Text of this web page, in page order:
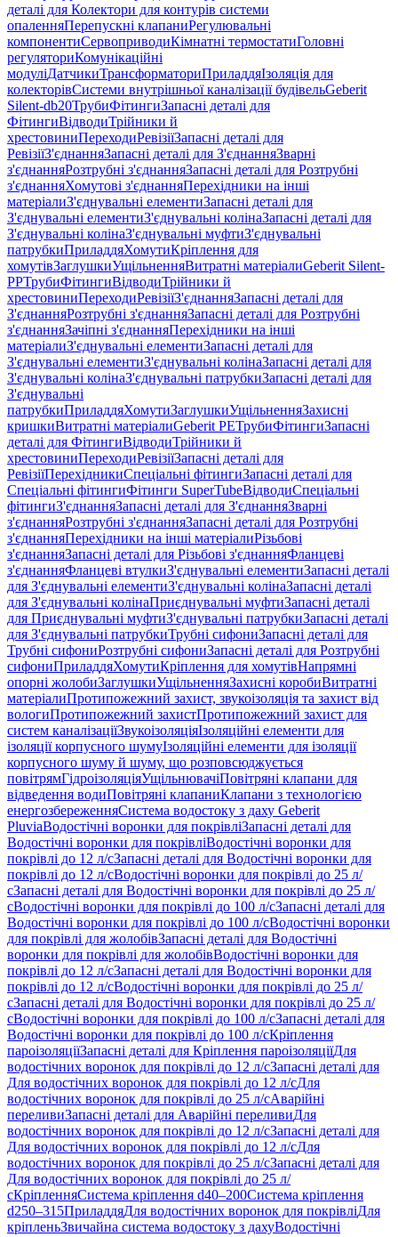
деталі для Колектори для контурів системи
опаленняПерепускні клапаниРегулювальні
компонентиСервоприводиКімнатні термостатиГоловні
регуляториКомунікаційні
модуліДатчикиТрансформаториПриладдяІзоляція для
колекторівСистеми внутрішньої каналізації будівельGeberit
Silent-db20ТрубиФітингиЗапасні деталі для
ФітингиВідводиТрійники й
хрестовиниПереходиРевізіїЗапасні деталі для
РевізіїЗ'єднанняЗапасні деталі для З'єднанняЗварні
з'єднанняРозтрубні з'єднанняЗапасні деталі для Розтрубні
з'єднанняХомутові з'єднанняПерехідники на інші
матеріалиЗ'єднувальні елементиЗапасні деталі для
З'єднувальні елементиЗ'єднувальні колінаЗапасні деталі для
З'єднувальні колінаЗ'єднувальні муфтиЗ'єднувальні
патрубкиПриладдяХомутиКріплення для
хомутівЗаглушкиУщільненняВитратні матеріалиGeberit Silent-
PPТрубиФітингиВідводиТрійники й
хрестовиниПереходиРевізіїЗ'єднанняЗапасні деталі для
З'єднанняРозтрубні з'єднанняЗапасні деталі для Розтрубні
з'єднанняЗачіпні з'єднанняПерехідники на інші
матеріалиЗ'єднувальні елементиЗапасні деталі для
З'єднувальні елементиЗ'єднувальні колінаЗапасні деталі для
З'єднувальні колінаЗ'єднувальні патрубкиЗапасні деталі для
З'єднувальні
патрубкиПриладдяХомутиЗаглушкиУщільненняЗахисні
кришкиВитратні матеріалиGeberit PEТрубиФітингиЗапасні
деталі для ФітингиВідводиТрійники й
хрестовиниПереходиРевізіїЗапасні деталі для
РевізіїПерехідникиСпеціальні фітингиЗапасні деталі для
Спеціальні фітингиФітинги SuperTubeВідводиСпеціальні
фітингиЗ'єднанняЗапасні деталі для З'єднанняЗварні
з'єднанняРозтрубні з'єднанняЗапасні деталі для Розтрубні
з'єднанняПерехідники на інші матеріалиРізьбові
з'єднанняЗапасні деталі для Різьбові з'єднанняФланцеві
з'єднанняФланцеві втулкиЗ'єднувальні елементиЗапасні деталі
для З'єднувальні елементиЗ'єднувальні колінаЗапасні деталі
для З'єднувальні колінаПриєднувальні муфтиЗапасні деталі
для Приєднувальні муфтиЗ'єднувальні патрубкиЗапасні деталі
для З'єднувальні патрубкиТрубні сифониЗапасні деталі для
Трубні сифониРозтрубні сифониЗапасні деталі для Розтрубні
сифониПриладдяХомутиКріплення для хомутівНапрямні
опорні жолобиЗаглушкиУщільненняЗахисні коробиВитратні
матеріалиПротипожежний захист, звукоізоляція та захист від
вологиПротипожежний захистПротипожежний захист для
систем каналізаціїЗвукоізоляціяІзоляційні елементи для
ізоляції корпусного шумуІзоляційні елементи для ізоляції
корпусного шуму й шуму, що розповсюджується
повітрямГідроізоляціяУщільнювачіПовітряні клапани для
відведення водиПовітряні клапаниКлапани з технологією
енергозбереженняСистема водостоку з даху Geberit
PluviaВодостічні воронки для покрівліЗапасні деталі для
Водостічні воронки для покрівліВодостічні воронки для
покрівлі до 12 л/сЗапасні деталі для Водостічні воронки для
покрівлі до 12 л/сВодостічні воронки для покрівлі до 25 л/
сЗапасні деталі для Водостічні воронки для покрівлі до 25 л/
сВодостічні воронки для покрівлі до 100 л/сЗапасні деталі для
Водостічні воронки для покрівлі до 100 л/сВодостічні воронки
для покрівлі для жолобівЗапасні деталі для Водостічні
воронки для покрівлі для жолобівВодостічні воронки для
покрівлі до 12 л/сЗапасні деталі для Водостічні воронки для
покрівлі до 12 л/сВодостічні воронки для покрівлі до 25 л/
сЗапасні деталі для Водостічні воронки для покрівлі до 25 л/
сВодостічні воронки для покрівлі до 100 л/сЗапасні деталі для
Водостічні воронки для покрівлі до 100 л/сКріплення
пароізоляціїЗапасні деталі для Кріплення пароізоляціїДля
водостічних воронок для покрівлі до 12 л/сЗапасні деталі для
Для водостічних воронок для покрівлі до 12 л/сДля
водостічних воронок для покрівлі до 25 л/сАварійні
переливиЗапасні деталі для Аварійні переливиДля
водостічних воронок для покрівлі до 12 л/сЗапасні деталі для
Для водостічних воронок для покрівлі до 12 л/сДля
водостічних воронок для покрівлі до 25 л/сЗапасні деталі для
Для водостічних воронок для покрівлі до 25 л/
сКріпленняСистема кріплення d40–200Система кріплення
d250–315ПриладдяДля водостічних воронок для покрівліДля
кріпленьЗвичайна система водостоку з дахуВодостічні